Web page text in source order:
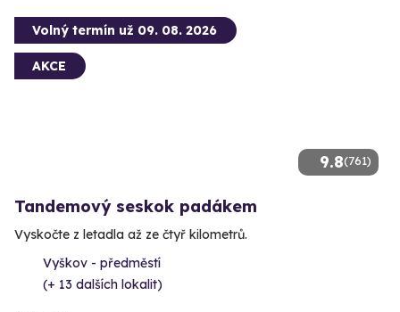
9.8(761)
Volný termín už 09. 08. 2026
AKCE
Tandemový seskok padákem
Vyskočte z letadla až ze čtyř kilometrů.
Vyškov - předměstí
(+ 13 dalších lokalit)